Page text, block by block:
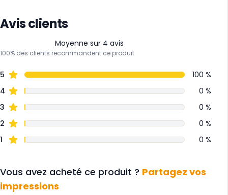
Avis clients
Moyenne sur 4 avis
100% des clients recommandent ce produit
5
100 %
4
0 %
3
0 %
2
0 %
1
0 %
Vous avez acheté ce produit ? Partagez vos
impressions